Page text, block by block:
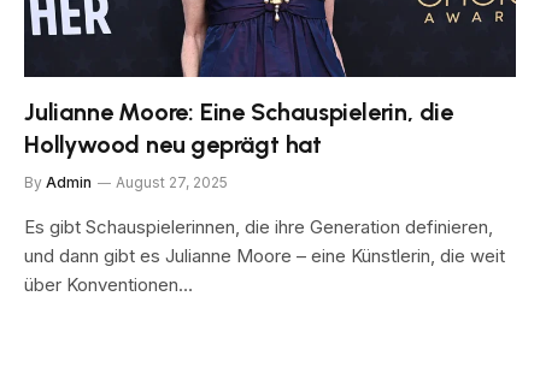
Julianne Moore: Eine Schauspielerin, die
Hollywood neu geprägt hat
By Admin August 27, 2025
Es gibt Schauspielerinnen, die ihre Generation definieren,
und dann gibt es Julianne Moore – eine Künstlerin, die weit
über Konventionen…